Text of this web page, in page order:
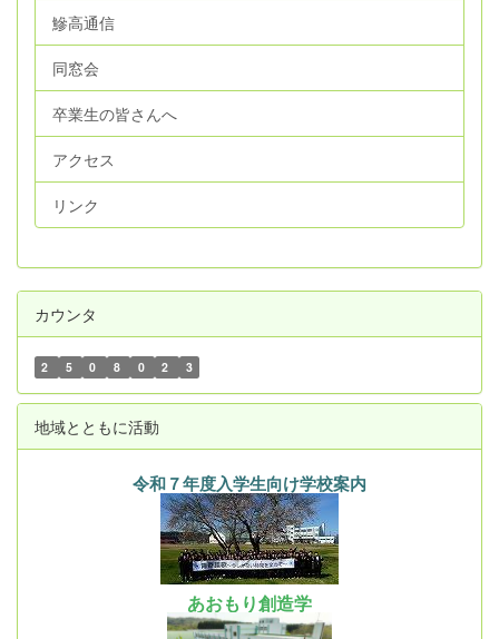
鰺高通信
同窓会
卒業生の皆さんへ
アクセス
リンク
カウンタ
2 5 0 8 0 2 3
地域とともに活動
令和７年度入学生向け学校案内
あおもり創造学